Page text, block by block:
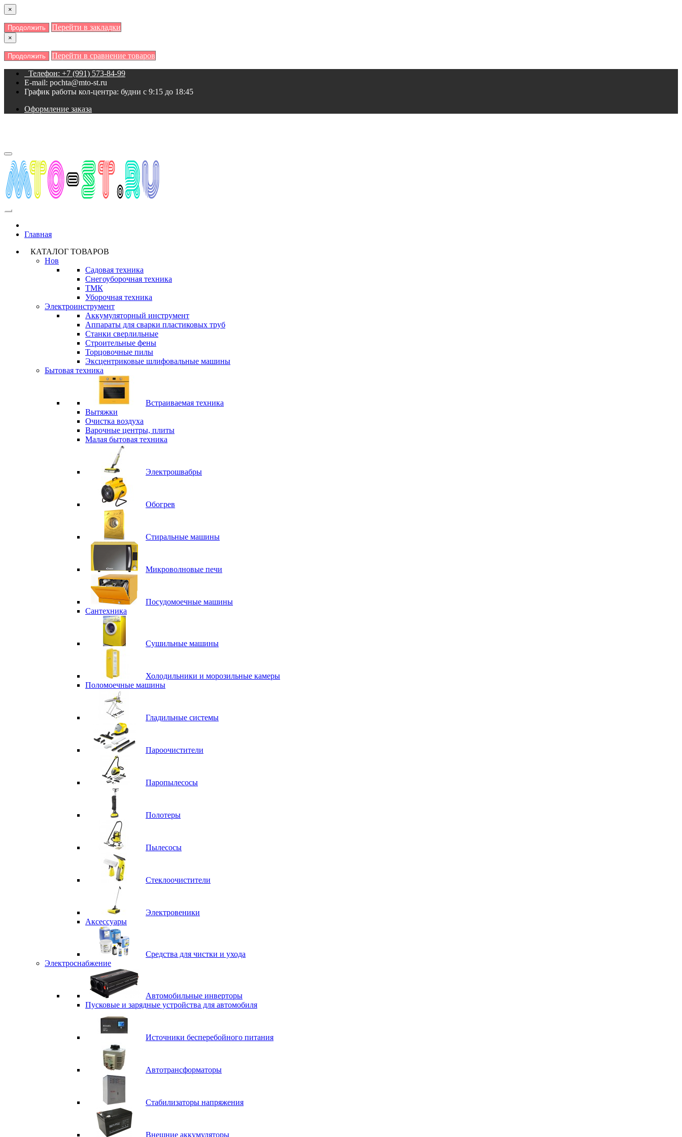
×
Продолжить Перейти в закладки
×
Продолжить Перейти в сравнение товаров
Телефон: +7 (991) 573-84-99
E-mail: pochta@mto-st.ru
График работы кол-центра: будни с 9:15 до 18:45
Оформление заказа
Главная
КАТАЛОГ ТОВАРОВ
Нов
Садовая техника
Снегоуборочная техника
ТМК
Уборочная техника
Электроинструмент
Аккумуляторный инструмент
Аппараты для сварки пластиковых труб
Станки сверлильные
Строительные фены
Торцовочные пилы
Эксцентриковые шлифовальные машины
Бытовая техника
Встраиваемая техника
Вытяжки
Очистка воздуха
Варочные центры, плиты
Малая бытовая техника
Электрошвабры
Обогрев
Стиральные машины
Микроволновые печи
Посудомоечные машины
Сантехника
Сушильные машины
Холодильники и морозильные камеры
Поломоечные машины
Гладильные системы
Пароочистители
Паропылесосы
Полотеры
Пылесосы
Стеклоочистители
Электровеники
Аксессуары
Средства для чистки и ухода
Электроснабжение
Автомобильные инверторы
Пусковые и зарядные устройства для автомобиля
Источники бесперебойного питания
Автотрансформаторы
Стабилизаторы напряжения
Внешние аккумуляторы